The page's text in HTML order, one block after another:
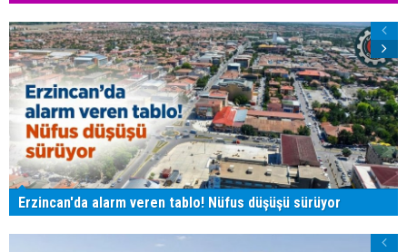
Erzincan'da alarm veren tablo! Nüfus düşüşü sürüyor